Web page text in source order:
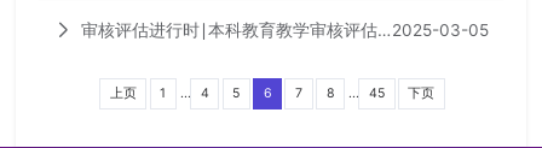
审核评估进行时∣本科教育教学审核评估
2025-03-05
上页 1 ... 4 5 6 7 8 ... 45 下页